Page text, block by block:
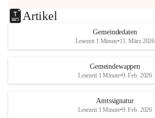
Artikel
Gemeindedaten
Lesezeit 1 Minute•11. März 2026
Gemeindewappen
Lesezeit 1 Minute•9. Feb. 2026
Amtssignatur
Lesezeit 1 Minute•9. Feb. 2026